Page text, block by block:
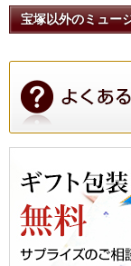
宝塚以外のミュー